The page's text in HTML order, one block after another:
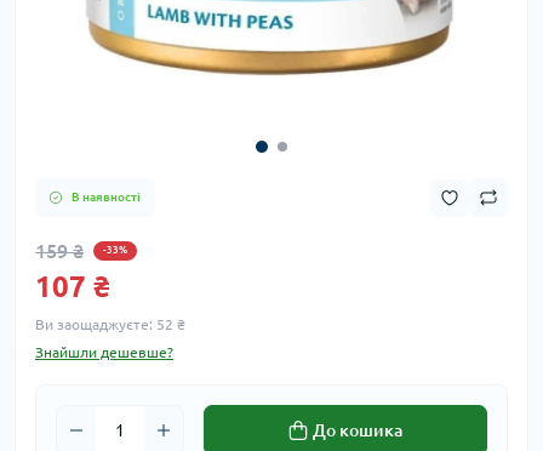
В наявності
159 ₴ -33%
107 ₴
Ви заощаджуєте: 52 ₴
Знайшли дешевше?
До кошика